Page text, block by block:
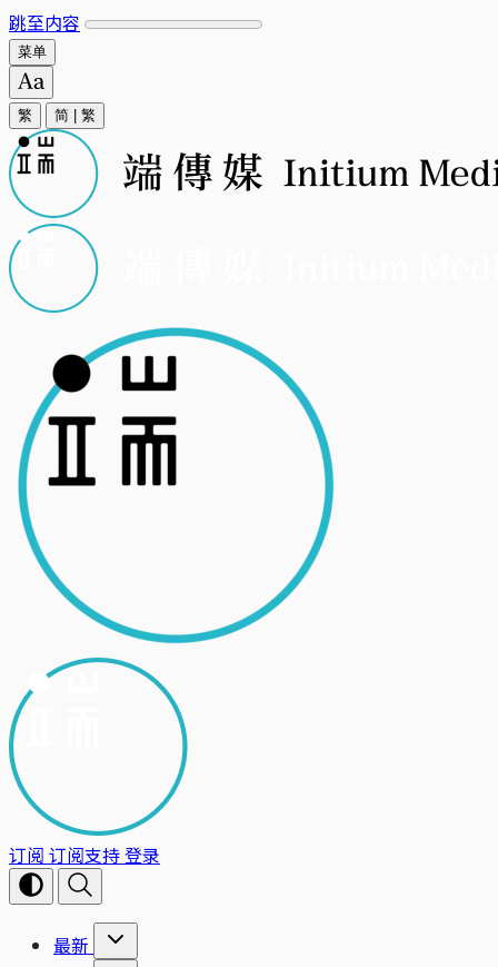
跳至内容
菜单
繁 简 繁
订阅 订阅支持登录
最新